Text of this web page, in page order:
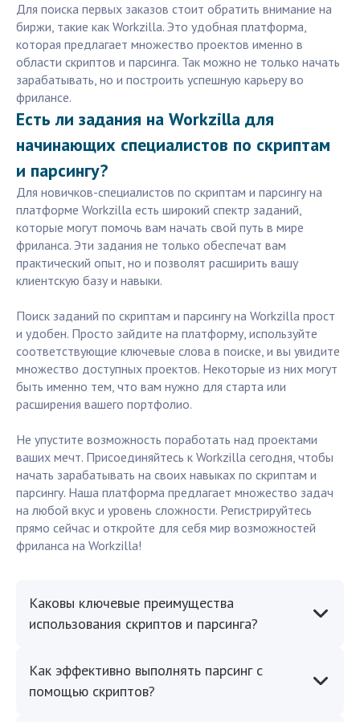
Для поиска первых заказов стоит обратить внимание на
биржи, такие как Workzilla. Это удобная платформа,
которая предлагает множество проектов именно в
области скриптов и парсинга. Так можно не только начать
зарабатывать, но и построить успешную карьеру во
фрилансе.
Есть ли задания на Workzilla для
начинающих специалистов по скриптам
и парсингу?
Для новичков-специалистов по скриптам и парсингу на
платформе Workzilla есть широкий спектр заданий,
которые могут помочь вам начать свой путь в мире
фриланса. Эти задания не только обеспечат вам
практический опыт, но и позволят расширить вашу
клиентскую базу и навыки.
Поиск заданий по скриптам и парсингу на Workzilla прост
и удобен. Просто зайдите на платформу, используйте
соответствующие ключевые слова в поиске, и вы увидите
множество доступных проектов. Некоторые из них могут
быть именно тем, что вам нужно для старта или
расширения вашего портфолио.
Не упустите возможность поработать над проектами
ваших мечт. Присоединяйтесь к Workzilla сегодня, чтобы
начать зарабатывать на своих навыках по скриптам и
парсингу. Наша платформа предлагает множество задач
на любой вкус и уровень сложности. Регистрируйтесь
прямо сейчас и откройте для себя мир возможностей
фриланса на Workzilla!
Каковы ключевые преимущества
использования скриптов и парсинга?
Как эффективно выполнять парсинг с
помощью скриптов?